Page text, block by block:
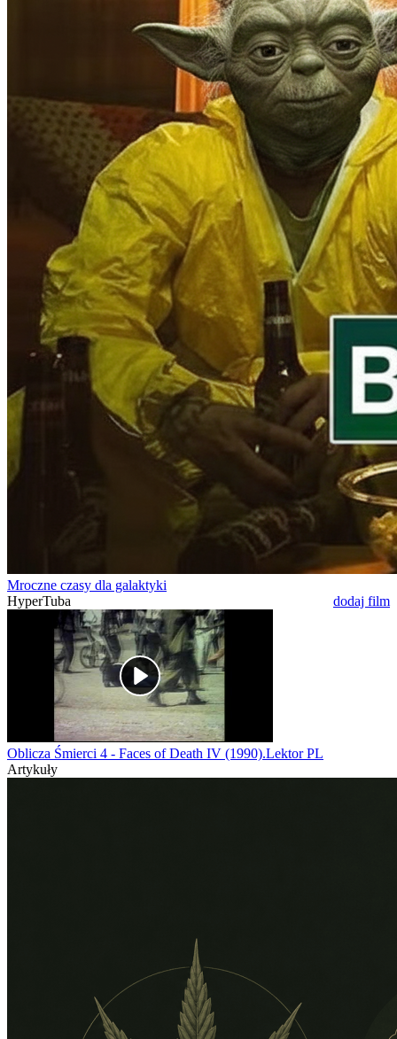
Mroczne czasy dla galaktyki
HyperTuba
dodaj film
Oblicza Śmierci 4 - Faces of Death IV (1990).Lektor PL
Artykuły